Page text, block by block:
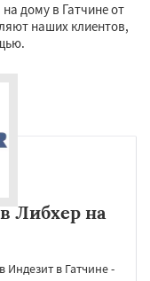
дому в Гатчине от
наших клиентов,
Либхер на
в Гатчине -